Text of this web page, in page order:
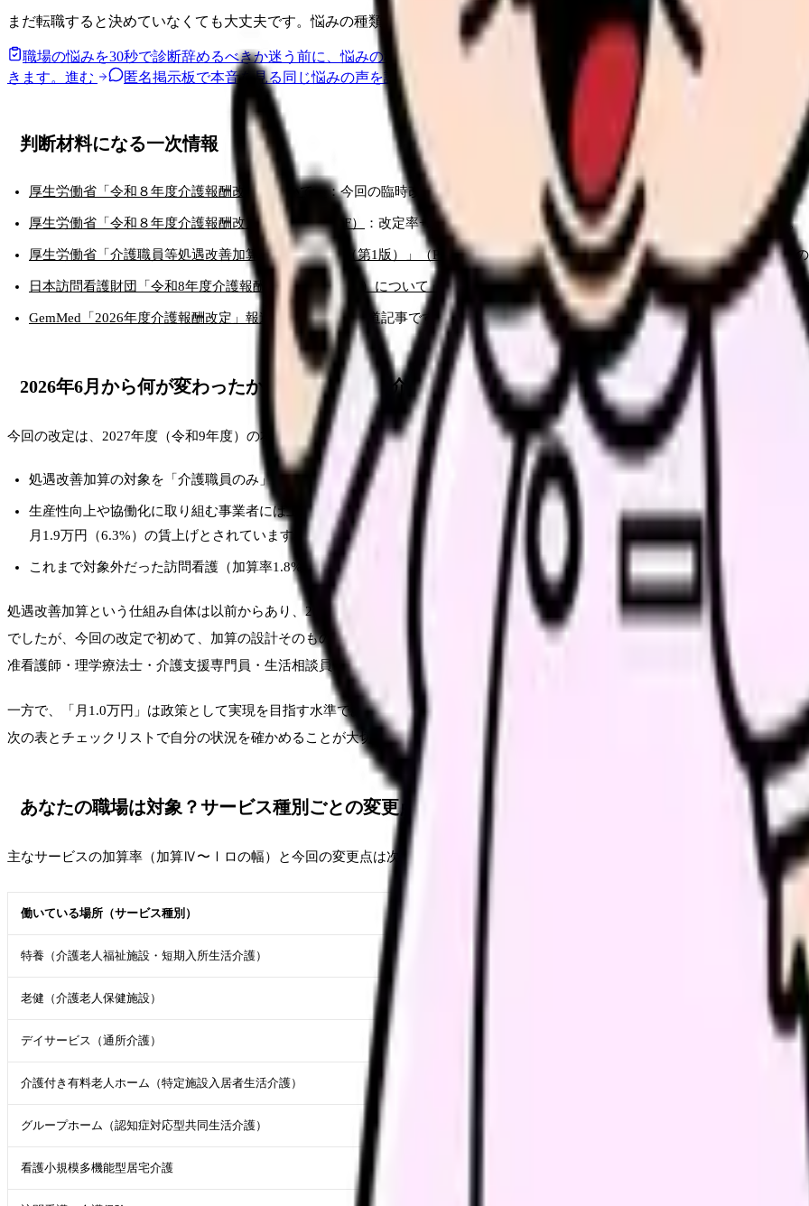
まだ転職すると決めていなくても大丈夫です。悩みの種類と続いている期間から、次に見るべき記事と相談先を出します。
職場の悩みを30秒で診断辞めるべきか迷う前に、悩みの種類と次の一歩を整理します。進む 給料コンパスで比較する
きます。 進む 匿名掲示板で本音を見る 同じ悩みの声を読んで、今の職場だけの問題か確かめられます。進む
判断材料になる一次情報
厚生労働省「令和８年度介護報酬改定について」：今回の臨時改定の告示・通知・様式がまとまった大元のページです。
厚生労働省「令和８年度介護報酬改定の概要」（PDF） ：改定率+2.03%、対象拡大、サービス別加算率が載った概要資料です。
厚生労働省「介護職員等処遇改善加算に関するQ&A（第1版）」（PDF）：配分対象に看護師が含まれることや、派遣・時給制
日本訪問看護財団「令和8年度介護報酬改定（臨時改定）について」 ：2026年6月1日施行と、訪問看護等への加算新設の告知で
GemMed「2026年度介護報酬改定」報道 ：審議経過の報道記事です（本文の数字は厚労省資料で確認できたもののみ使用）。
2026年6月から何が変わったか：配分対象が「介護従事者全体」に
今回の改定は、2027年度（令和9年度）の本改定を待たずに行われた期中の臨時改定です。ポイントは次の3つです(Source: 厚生労
処遇改善加算の対象を「介護職員のみ」から「介護従事者」に拡大し、加算率を引き上げる。介護従事者を対象に幅広く月1.0
生産性向上や協働化に取り組む事業者には上乗せの加算区分（加算Ⅰロ・Ⅱロ）を新設。この上乗せ分（月0.7万円・2.4%）の
月1.9万円（6.3%）の賃上げとされています。
これまで対象外だった訪問看護（加算率1.8%）・訪問リハビリテーション（1.5%）・居宅介護支援等（2.1%）に加算を新設。
処遇改善加算という仕組み自体は以前からあり、2024年度に3つの加算が「介護職員等処遇改善加算」へ一本化されていました。
でしたが、今回の改定で初めて、加算の設計そのものが「介護従事者全体の賃上げ」を前提に拡大されました。厚労省のQ&Aでは
准看護師・理学療法士・介護支援専門員・生活相談員・事務職などが明示されています(Source: 厚生労働省「介護職員等処遇改善
一方で、「月1.0万円」は政策として実現を目指す水準であり、一人ひとりに一律1万円が保証される仕組みではありません。看護
次の表とチェックリストで自分の状況を確かめることが大切です。
あなたの職場は対象？サービス種別ごとの変更点
主なサービスの加算率（加算Ⅳ〜Ⅰロの幅）と今回の変更点は次のとおりです(Source: 厚生労働省「令和８年度介護報酬改定の概要
働いている場所（サービス種別）
特養（介護老人福祉施設・短期入所生活介護） 従来から加算対象の施設。配分対象が介護従事者
老健（介護老人保健施設）
デイサービス（通所介護）
介護付き有料老人ホーム（特定施設入居者生活介護）
グループホーム（認知症対応型共同生活介護）
看護小規模多機能型居宅介護